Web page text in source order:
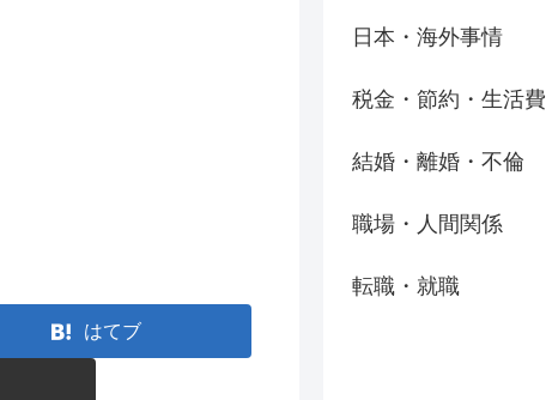
はてブ
日本・海外事情
税金・節約・生活費
結婚・離婚・不倫
職場・人間関係
転職・就職